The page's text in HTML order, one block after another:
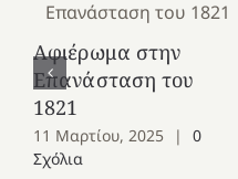
Αφιέρωμα στην
Επανάσταση του
1821
11 Μαρτίου, 2025 |
0
Σχόλια